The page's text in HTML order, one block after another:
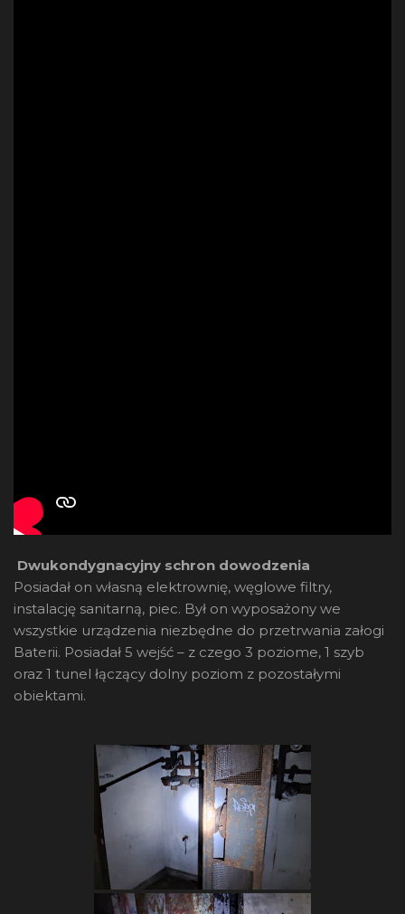
Dwukondygnacyjny schron dowodzenia
Posiadał on własną elektrownię, węglowe filtry,
instalację sanitarną, piec. Był on wyposażony we
wszystkie urządzenia niezbędne do przetrwania załogi
Baterii. Posiadał 5 wejść – z czego 3 poziome, 1 szyb
oraz 1 tunel łączący dolny poziom z pozostałymi
obiektami.